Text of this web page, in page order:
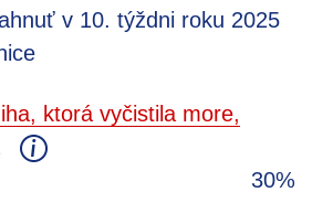
v 10. týždni roku 2025
ktorá vyčistila more,
30%